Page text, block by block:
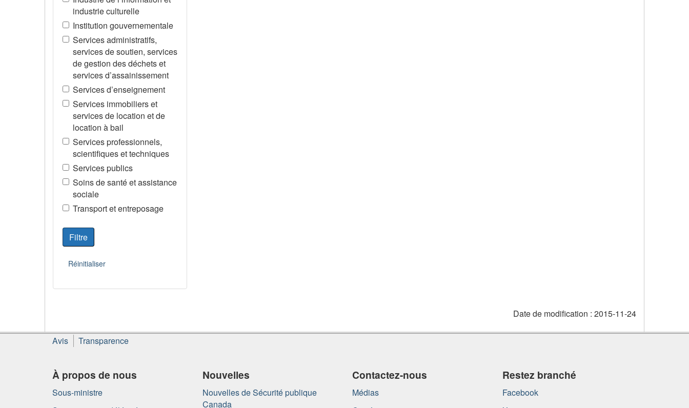
industrie culturelle
Institution gouvernementale
Services administratifs,
services de soutien, services
de gestion des déchets et
services d’assainissement
Services d’enseignement
Services immobiliers et
services de location et de
location à bail
Services professionnels,
scientifiques et techniques
Services publics
Soins de santé et assistance
sociale
Transport et entreposage
Date de modification : 2015-11-24
À
propos
ce
site
Avis Transparence
À propos de nous
Sous-ministre
Nouvelles
Nouvelles de Sécurité publique
Canada
Contactez-nous
Médias
Restez branché
Facebook